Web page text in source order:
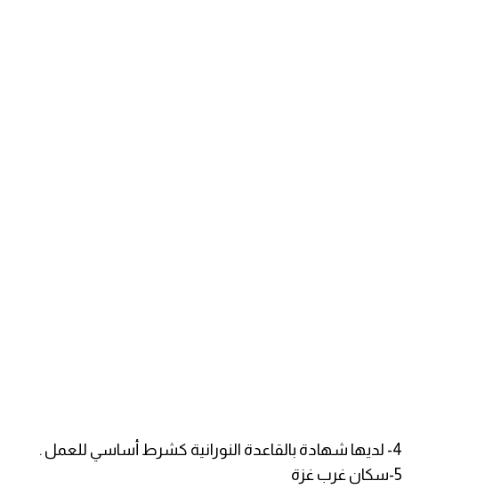
4- لديها شهادة بالقاعدة النورانية كشرط أساسي للعمل .
5-سكان غرب غزة